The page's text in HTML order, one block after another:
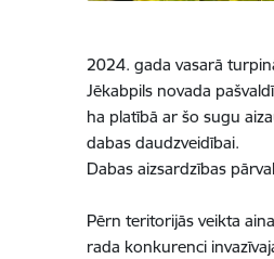
2024. gada vasarā
Jēkabpils novada
ha platībā ar šo sugu
dabas daudzveidībai.
Dabas aizsardzības
Pērn teritorijās veikta
rada konkurenci